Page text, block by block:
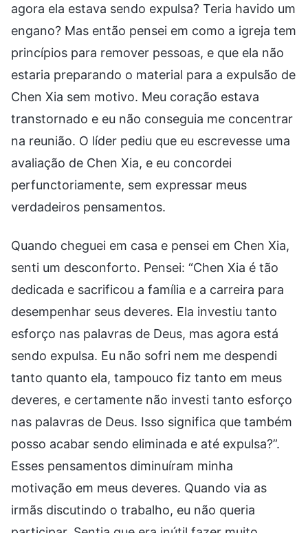
agora ela estava sendo expulsa? Teria havido um
engano? Mas então pensei em como a igreja tem
princípios para remover pessoas, e que ela não
estaria preparando o material para a expulsão de
Chen Xia sem motivo. Meu coração estava
transtornado e eu não conseguia me concentrar
na reunião. O líder pediu que eu escrevesse uma
avaliação de Chen Xia, e eu concordei
perfunctoriamente, sem expressar meus
verdadeiros pensamentos.
Quando cheguei em casa e pensei em Chen Xia,
senti um desconforto. Pensei: “Chen Xia é tão
dedicada e sacrificou a família e a carreira para
desempenhar seus deveres. Ela investiu tanto
esforço nas palavras de Deus, mas agora está
sendo expulsa. Eu não sofri nem me despendi
tanto quanto ela, tampouco fiz tanto em meus
deveres, e certamente não investi tanto esforço
nas palavras de Deus. Isso significa que também
posso acabar sendo eliminada e até expulsa?”.
Esses pensamentos diminuíram minha
motivação em meus deveres. Quando via as
irmãs discutindo o trabalho, eu não queria